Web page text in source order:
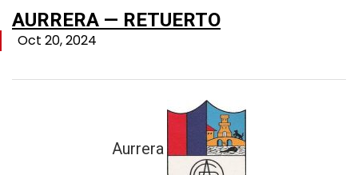
AURRERA — RETUERTO
Oct 20, 2024
Aurrera